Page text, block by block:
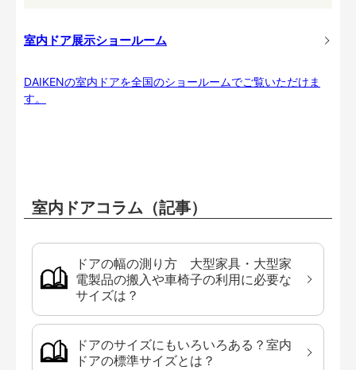
室内ドア展示ショールーム
DAIKENの室内ドアを全国のショールームでご覧いただけま
す。
室内ドアコラム（記事）
ドアの幅の測り方 大型家具・大型家
電製品の搬入や車椅子の利用に必要な
サイズは？
ドアのサイズにもいろいろある？室内
ドアの標準サイズとは？